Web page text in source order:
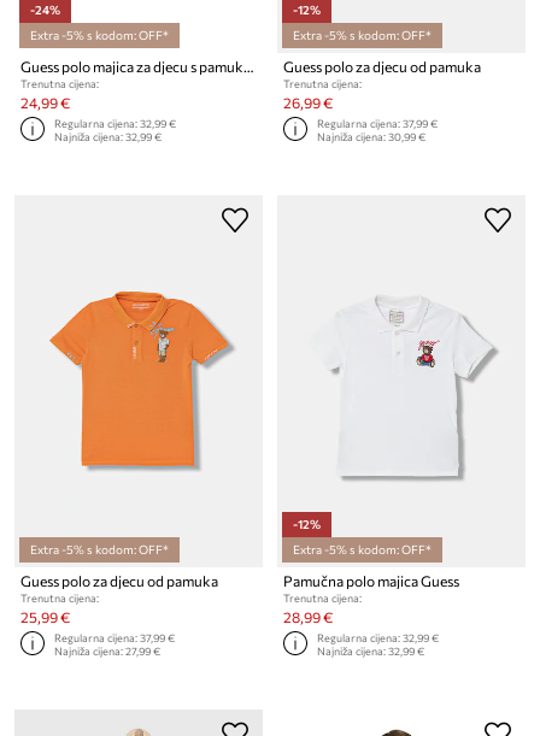
-24%
Extra -5% s kodom: OFF*
Trenutna cijena:
24,99 €
Regularna cijena:32,99 €
Najniža cijena:32,99 €
-12%
Extra -5% s kodom: OFF*
Guess polo za djecu od pamuka
Trenutna cijena:
26,99 €
Regularna cijena:37,99 €
Najniža cijena:30,99 €
Extra -5% s kodom: OFF*
Guess polo za djecu od pamuka
Trenutna cijena:
25,99 €
Regularna cijena:37,99 €
Najniža cijena:27,99 €
-12%
Extra -5% s kodom: OFF*
Pamučna polo majica Guess
Trenutna cijena:
28,99 €
Regularna cijena:32,99 €
Najniža cijena:32,99 €